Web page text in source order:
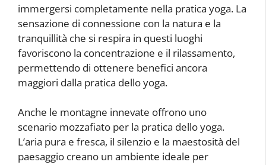
immergersi completamente nella pratica yoga. La
sensazione di connessione con la natura e la
tranquillità che si respira in questi luoghi
favoriscono la concentrazione e il rilassamento,
permettendo di ottenere benefici ancora
maggiori dalla pratica dello yoga.
Anche le montagne innevate offrono uno
scenario mozzafiato per la pratica dello yoga.
L’aria pura e fresca, il silenzio e la maestosità del
paesaggio creano un ambiente ideale per